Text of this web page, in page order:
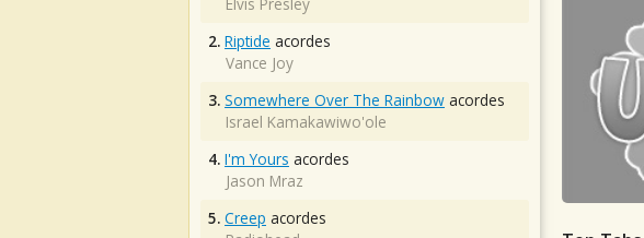
2. Riptide acordes
Vance Joy
3. Somewhere Over The Rainbow acordes
Israel Kamakawiwo'ole
4. I'm Yours acordes
Jason Mraz
5. Creep acordes